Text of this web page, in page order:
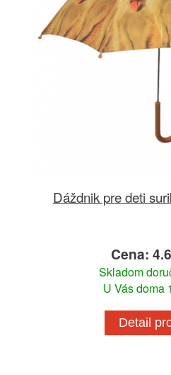
Dáždnik pre deti
Cena:
Skladom
U Vás doma
Detail